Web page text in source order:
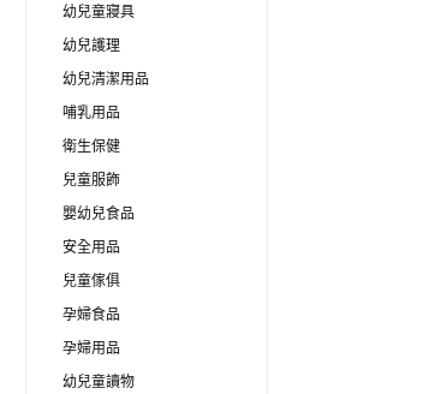
幼兒童寢具
幼兒護理
幼兒清潔用品
哺乳用品
衛生保健
兒童服飾
嬰幼兒食品
安全用品
兒童傢俱
孕婦食品
孕婦用品
幼兒童讀物